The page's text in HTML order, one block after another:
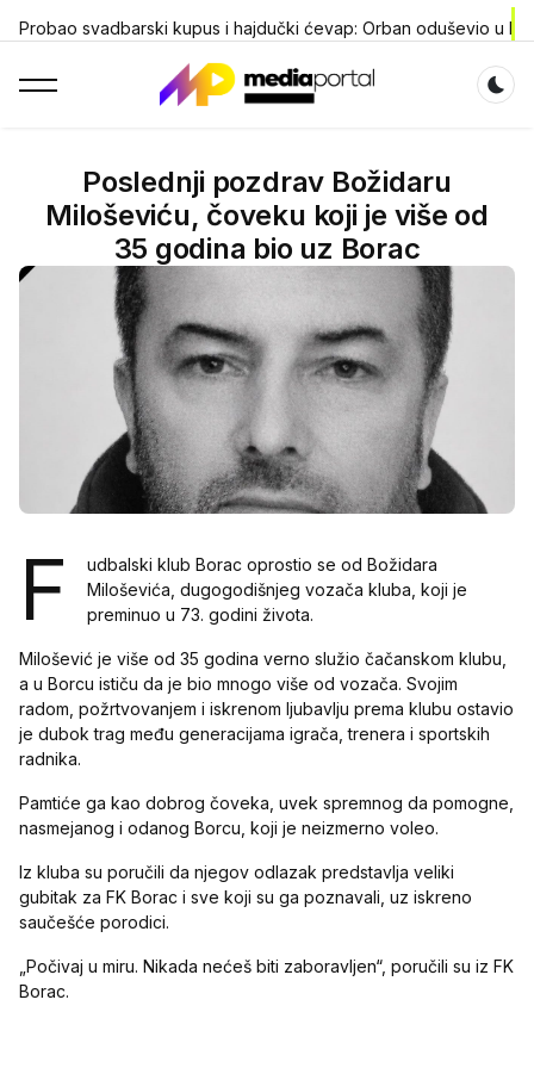
Probao svadbarski kupus i hajdučki ćevap: Orban oduševio u
Poslednji pozdrav Božidaru
Miloševiću, čoveku koji je više od
35 godina bio uz Borac
F
udbalski klub Borac oprostio se od Božidara
Miloševića, dugogodišnjeg vozača kluba, koji je
preminuo u 73. godini života.
Milošević je više od 35 godina verno služio čačanskom klubu,
a u Borcu ističu da je bio mnogo više od vozača. Svojim
radom, požrtvovanjem i iskrenom ljubavlju prema klubu ostavio
je dubok trag među generacijama igrača, trenera i sportskih
radnika.
Pamtiće ga kao dobrog čoveka, uvek spremnog da pomogne,
nasmejanog i odanog Borcu, koji je neizmerno voleo.
Iz kluba su poručili da njegov odlazak predstavlja veliki
gubitak za FK Borac i sve koji su ga poznavali, uz iskreno
saučešće porodici.
„Počivaj u miru. Nikada nećeš biti zaboravljen“, poručili su iz FK
Borac.